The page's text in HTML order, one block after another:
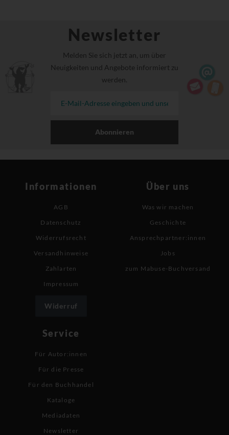
Newsletter
Melden Sie sich jetzt an, um über
Neuigkeiten und Angebote informiert zu
werden.
Abonnieren
Informationen
AGB
Datenschutz
Widerrufsrecht
Versandhinweise
Zahlarten
Impressum
Widerruf
Über uns
Was wir machen
Geschichte
Ansprechpartner:innen
Jobs
zum Mabuse-Buchversand
Service
Für Autor:innen
Für die Presse
Für den Buchhandel
Kataloge
Mediadaten
Newsletter